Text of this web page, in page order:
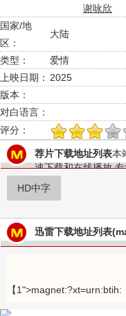
谢咏欣
国家/地
区：
大陆
类型：
爱情
上映日期： 2025
版本：
对白语言：
评分：
1 3 4 5
荐片下载地址列表本
速下载和在线播放
HD中字
迅雷下载地址列表
【1">magnet:?xt=urn:btih: